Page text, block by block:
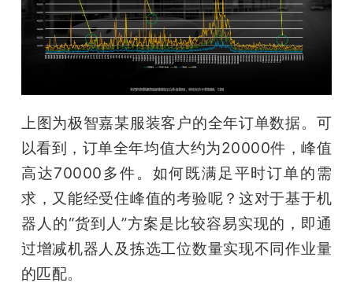
上图为极智嘉某服装客户的全年订单数据。可
以看到，订单全年均值大约为20000件，峰值
高达70000多件。如何既满足平时订单的需
求，又能经受住峰值的考验呢？这对于基于机
器人的“货到人”方案是比较容易实现的，即通
过增减机器人及拣选工位数量实现不同作业量
的匹配。